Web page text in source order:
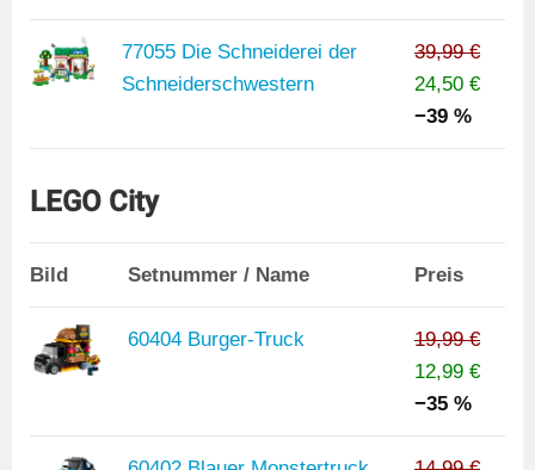
77055 Die Schneiderei der
Schneiderschwestern
39,99 €
24,50 €
−39 %
LEGO City
Bild Setnummer / Name Preis
60404 Burger-Truck
19,99 €
12,99 €
−35 %